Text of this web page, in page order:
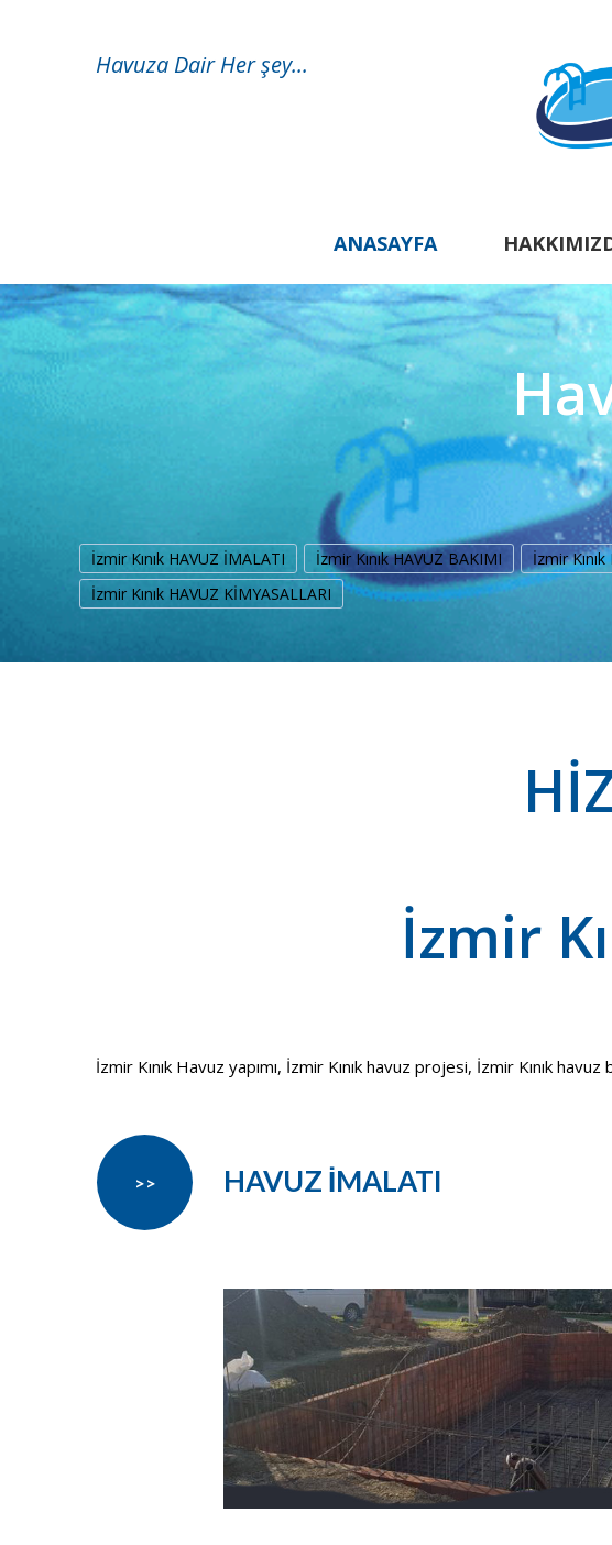
Havuza Dair Her şey...
ANASAYFA
İzmir Kınık HAVUZ İMALATI İzmir Kınık HAVUZ BAKIMI İzmir
İzmir Kınık HAVUZ KİMYASALLARI
İzmir
İzmir Kınık Havuz yapımı, İzmir Kınık havuz projesi, İzmir Kınık
HAVUZ İMALATI
>>